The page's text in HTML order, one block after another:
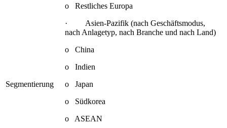
Segmentierung
o Restliches Europa
· Asien-Pazifik (nach Geschäftsmodus,
nach Anlagetyp, nach Branche und nach Land)
o China
o Indien
o Japan
o Südkorea
o ASEAN